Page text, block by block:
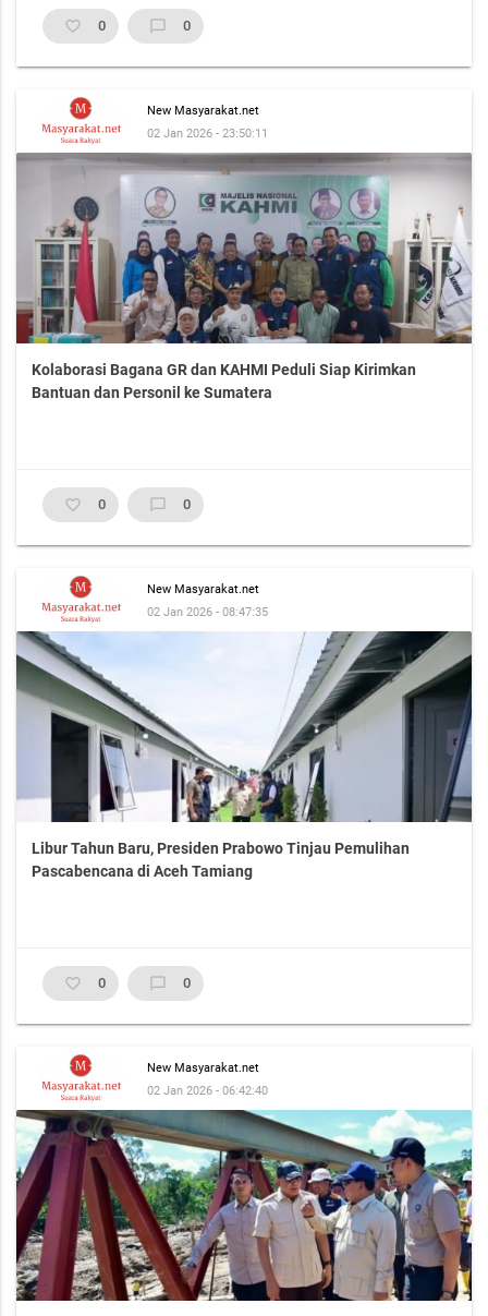
favorite_border 0 chat_bubble_outline 0
New Masyarakat.net
02 Jan 2026 - 23:50:11
Kolaborasi Bagana GR dan KAHMI Peduli Siap Kirimkan
Bantuan dan Personil ke Sumatera
favorite_border 0 chat_bubble_outline 0
New Masyarakat.net
02 Jan 2026 - 08:47:35
Libur Tahun Baru, Presiden Prabowo Tinjau Pemulihan
Pascabencana di Aceh Tamiang
favorite_border 0 chat_bubble_outline 0
New Masyarakat.net
02 Jan 2026 - 06:42:40